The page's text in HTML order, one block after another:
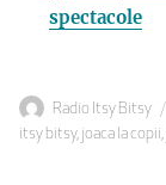
spectacole
Autor
Radio Itsy Bitsy
itsy bitsy, joaca la copii,